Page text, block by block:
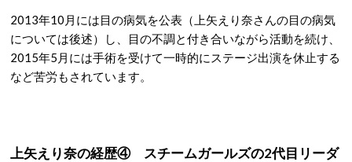
2013年10月には目の病気を公表（上矢えり奈さんの目の病気
については後述）し、目の不調と付き合いながら活動を続け、
2015年5月には手術を受けて一時的にステージ出演を休止する
など苦労もされています。
上矢えり奈の経歴④ スチームガールズの2代目リーダ